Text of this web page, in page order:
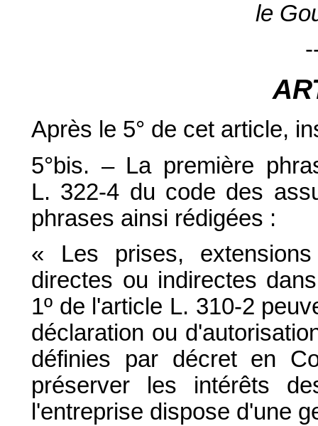
le
Après le 5° de cet article,
5°bis. – La première
L. 322-4 du code des
phrases ainsi rédigées :
« Les prises,
directes ou indirectes
1º de l'article L. 310-2
déclaration ou
définies par décret en
préserver les intérêts
l'entreprise dispose d'une